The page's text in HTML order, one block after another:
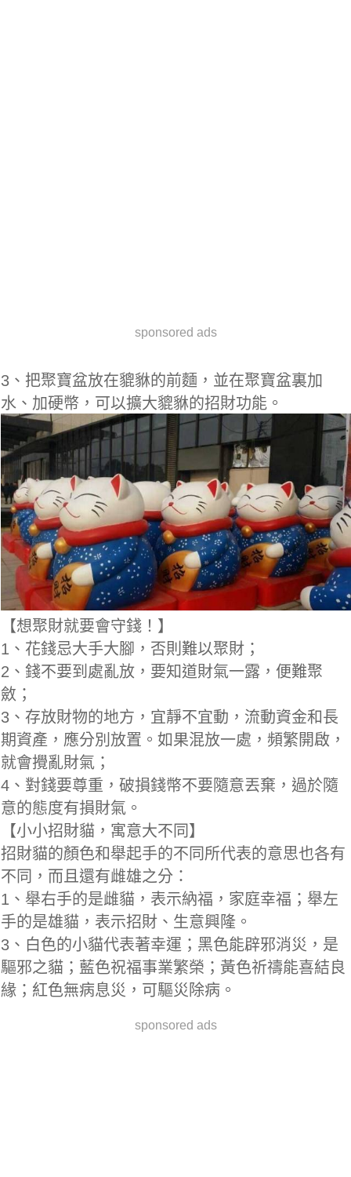
sponsored ads
3、把聚寶盆放在貔貅的前麵，並在聚寶盆裏加
水、加硬幣，可以擴大貔貅的招財功能。
【想聚財就要會守錢！】
1、花錢忌大手大腳，否則難以聚財；
2、錢不要到處亂放，要知道財氣一露，便難聚
斂；
3、存放財物的地方，宜靜不宜動，流動資金和長
期資產，應分別放置。如果混放一處，頻繁開啟，
就會攪亂財氣；
4、對錢要尊重，破損錢幣不要隨意丟棄，過於隨
意的態度有損財氣。
【小小招財貓，寓意大不同】
招財貓的顏色和舉起手的不同所代表的意思也各有
不同，而且還有雌雄之分：
1、舉右手的是雌貓，表示納福，家庭幸福；舉左
手的是雄貓，表示招財、生意興隆。
3、白色的小貓代表著幸運；黑色能辟邪消災，是
驅邪之貓；藍色祝福事業繁榮；黃色祈禱能喜結良
緣；紅色無病息災，可驅災除病。
sponsored ads